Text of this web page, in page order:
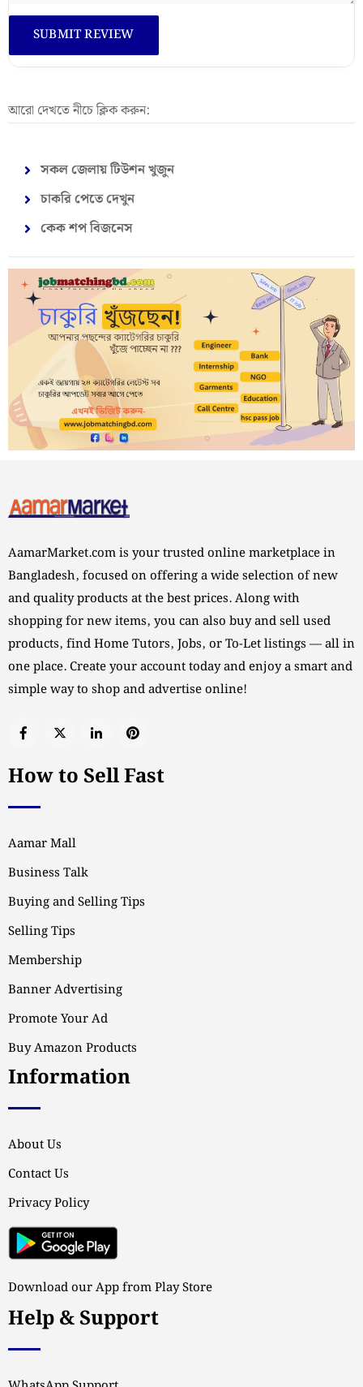
আরো দেখতে নীচে ক্লিক করুন:
সকল জেলায় টিউশন খুজুন
চাকরি পেতে দেখুন
কেক শপ বিজনেস
AamarMarket.com is your trusted online marketplace in
Bangladesh, focused on offering a wide selection of new
and quality products at the best prices. Along with
shopping for new items, you can also buy and sell used
products, find Home Tutors, Jobs, or To-Let listings — all in
one place. Create your account today and enjoy a smart and
simple way to shop and advertise online!
How to Sell Fast
Aamar Mall
Business Talk
Buying and Selling Tips
Selling Tips
Membership
Banner Advertising
Promote Your Ad
Buy Amazon Products
Information
About Us
Contact Us
Privacy Policy
Download our App from Play Store
Help & Support